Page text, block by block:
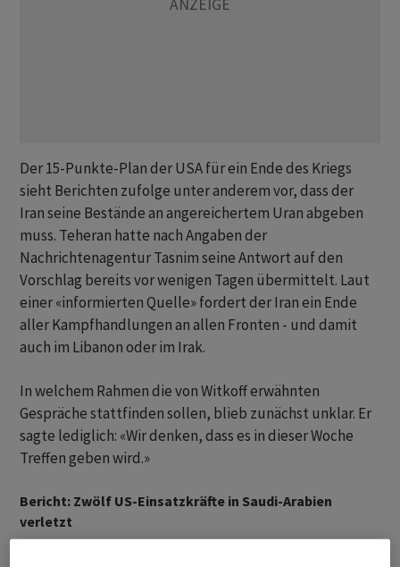
Der 15-Punkte-Plan der USA für ein Ende des Kriegs
sieht Berichten zufolge unter anderem vor, dass der
Iran seine Bestände an angereichertem Uran abgeben
muss. Teheran hatte nach Angaben der
Nachrichtenagentur Tasnim seine Antwort auf den
Vorschlag bereits vor wenigen Tagen übermittelt. Laut
einer «informierten Quelle» fordert der Iran ein Ende
aller Kampfhandlungen an allen Fronten - und damit
auch im Libanon oder im Irak.
In welchem Rahmen die von Witkoff erwähnten
Gespräche stattfinden sollen, blieb zunächst unklar. Er
sagte lediglich: «Wir denken, dass es in dieser Woche
Treffen geben wird.»
Bericht: Zwölf US-Einsatzkräfte in Saudi-Arabien
verletzt